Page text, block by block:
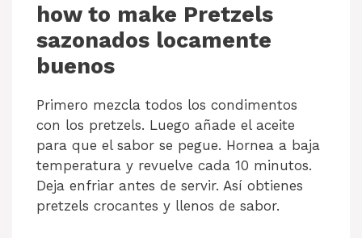
how to make Pretzels
sazonados locamente
buenos
Primero mezcla todos los condimentos
con los pretzels. Luego añade el aceite
para que el sabor se pegue. Hornea a baja
temperatura y revuelve cada 10 minutos.
Deja enfriar antes de servir. Así obtienes
pretzels crocantes y llenos de sabor.